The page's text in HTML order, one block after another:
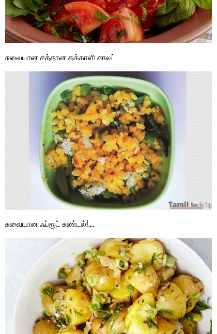
சுவையான சத்தான தக்காளி சாலட்
சுவையான ஃப்ரூட் சுண்டல்!….